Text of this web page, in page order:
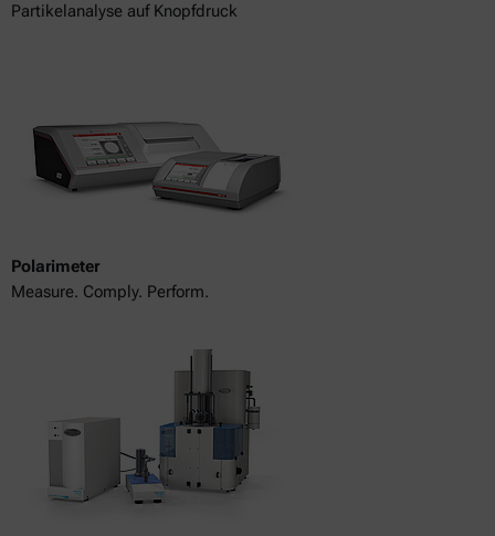
Partikelanalyse auf Knopfdruck
Polarimeter
Measure. Comply. Perform.